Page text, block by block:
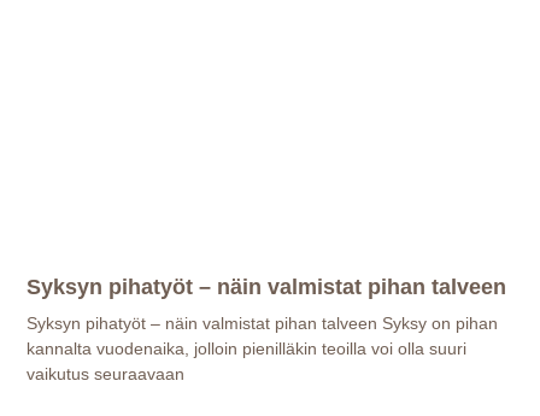
Syksyn pihatyöt – näin valmistat pihan talveen
Syksyn pihatyöt – näin valmistat pihan talveen Syksy on pihan
kannalta vuodenaika, jolloin pienilläkin teoilla voi olla suuri
vaikutus seuraavaan